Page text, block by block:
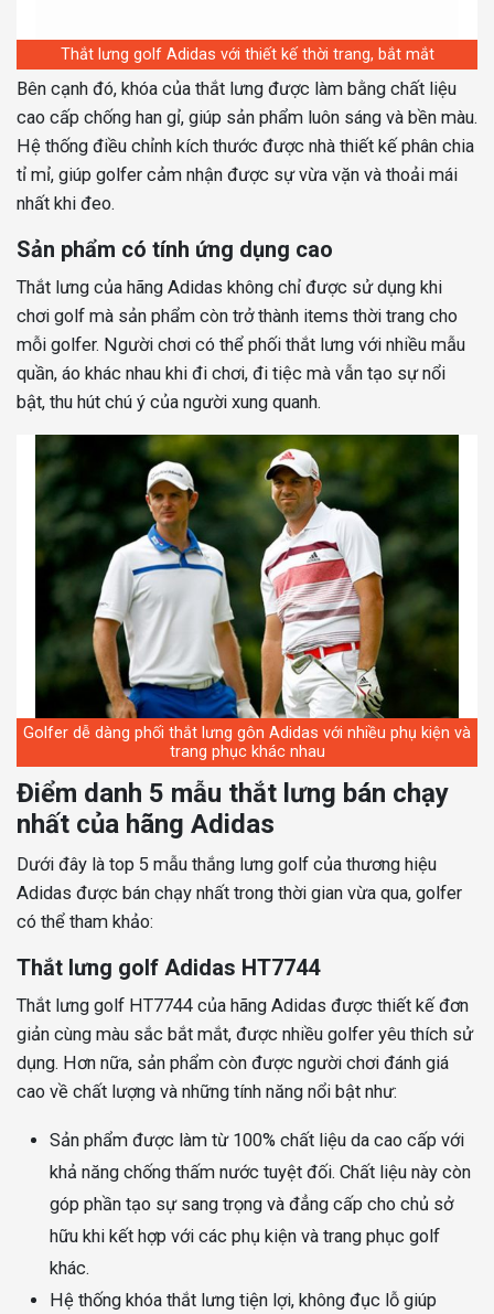
Thắt lưng golf Adidas với thiết kế thời trang, bắt mắt
Bên cạnh đó, khóa của thắt lưng được làm bằng chất liệu
cao cấp chống han gỉ, giúp sản phẩm luôn sáng và bền màu.
Hệ thống điều chỉnh kích thước được nhà thiết kế phân chia
tỉ mỉ, giúp golfer cảm nhận được sự vừa vặn và thoải mái
nhất khi đeo.
Sản phẩm có tính ứng dụng cao
Thắt lưng của hãng Adidas không chỉ được sử dụng khi
chơi golf mà sản phẩm còn trở thành items thời trang cho
mỗi golfer. Người chơi có thể phối thắt lưng với nhiều mẫu
quần, áo khác nhau khi đi chơi, đi tiệc mà vẫn tạo sự nổi
bật, thu hút chú ý của người xung quanh.
Golfer dễ dàng phối thắt lưng gôn Adidas với nhiều phụ kiện và
trang phục khác nhau
Điểm danh 5 mẫu thắt lưng bán chạy
nhất của hãng Adidas
Dưới đây là top 5 mẫu thắng lưng golf của thương hiệu
Adidas được bán chạy nhất trong thời gian vừa qua, golfer
có thể tham khảo:
Thắt lưng golf Adidas HT7744
Thắt lưng golf HT7744 của hãng Adidas được thiết kế đơn
giản cùng màu sắc bắt mắt, được nhiều golfer yêu thích sử
dụng. Hơn nữa, sản phẩm còn được người chơi đánh giá
cao về chất lượng và những tính năng nổi bật như:
Sản phẩm được làm từ 100% chất liệu da cao cấp với
khả năng chống thấm nước tuyệt đối. Chất liệu này còn
góp phần tạo sự sang trọng và đẳng cấp cho chủ sở
hữu khi kết hợp với các phụ kiện và trang phục golf
khác.
Hệ thống khóa thắt lưng tiện lợi, không đục lỗ giúp